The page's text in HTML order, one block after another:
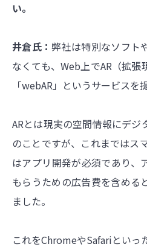
い。
井倉氏：弊社は特別なソフト
なくても、Web上でAR（拡
「webAR」というサービスを
ARとは現実の空間情報にデ
のことですが、これまではス
はアプリ開発が必須であり、
もらうための広告費を含める
ました。
これをChromeやSafariといっ